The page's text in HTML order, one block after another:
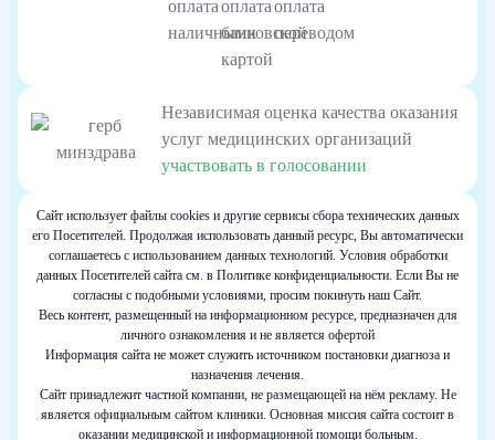
Независимая оценка качества оказания
услуг медицинских организаций
участвовать в голосовании
Сайт использует файлы cookies и другие сервисы сбора технических данных
его Посетителей. Продолжая использовать данный ресурс, Вы автоматически
соглашаетесь с использованием данных технологий. Условия обработки
данных Посетителей сайта см. в Политике конфиденциальности. Если Вы не
согласны с подобными условиями, просим покинуть наш Сайт.
Весь контент, размещенный на информационном ресурсе, предназначен для
личного ознакомления и не является офертой
Информация сайта не может служить источником постановки диагноза и
назначения лечения.
Сайт принадлежит частной компании, не размещающей на нём рекламу. Не
является официальным сайтом клиники. Основная миссия сайта состоит в
оказании медицинской и информационной помощи больным.